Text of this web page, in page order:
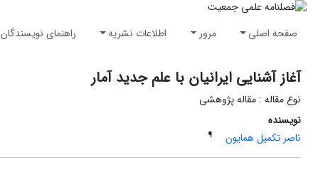
صفحه اصلی مرور اطلاعات نشریه راهنمای نویسندگان
آغاز آشنایی ایرانیان با علم جدید آمار
نوع مقاله : مقاله پژوهشی
نویسنده
ناصر تکمیل همایون
¶